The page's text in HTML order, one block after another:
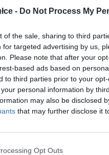
- Do Not Process My
of the sale, sharing to third
for targeted advertising by us,
Please note that after your
based ads based on
to third parties prior to your
personal information by
may also be disclosed
that may further disclose it
Opt Outs
ad